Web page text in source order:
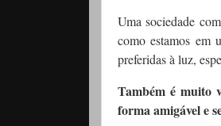
Uma sociedade
como estamos em
preferidas à luz,
Também é muito
forma amigável e